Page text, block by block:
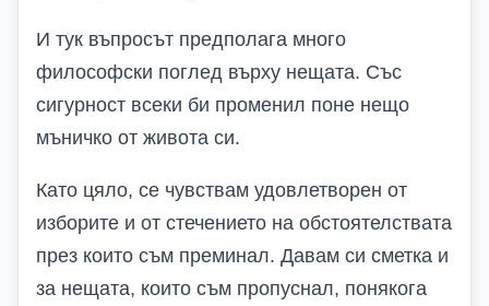
И тук въпросът предполага много
философски поглед върху нещата. Със
сигурност всеки би променил поне нещо
мъничко от живота си.
Като цяло, се чувствам удовлетворен от
изборите и от стечението на обстоятелствата
през които съм преминал. Давам си сметка и
за нещата, които съм пропуснал, понякога